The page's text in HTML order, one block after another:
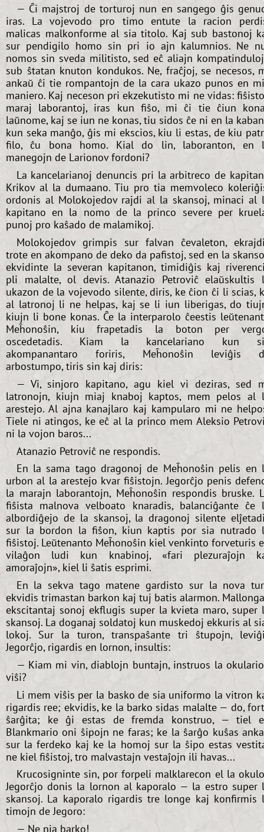
— Ĉi majstroj de torturoj nun en sangego ĝis
iras. La vojevodo pro timo entute la racion
malicas malkonforme al sia titolo. Kaj sub bastonoj
sur pendigilo homo sin pri io ajn kalumnios. Ne
nomos sin sveda militisto, sed eĉ aliajn
sub ŝtatan knuton kondukos. Ne, fraĉjoj, se necesos,
ankaŭ ĉi tie rompantojn de la cara ukazo punos en
maniero. Kaj neceson pri ekzekutisto mi ne vidas:
maraj laborantoj, iras kun fiŝo, mi ĉi tie ĉiun
laŭnome, kaj se iun ne konas, tiu sidos ĉe ni en la
kun seka manĝo, ĝis mi ekscios, kiu li estas, de kiu
filo, ĉu bona homo. Kial do lin, laboranton, en
manegojn de Larionov fordoni?
La kancelarianoj denuncis pri la arbitreco de
Krikov al la dumaano. Tiu pro tia memvoleco
ordonis al Molokojedov rajdi al la skansoj, minaci al
kapitano en la nomo de la princo severe per
punoj pro kaŝado de malamikoj.
Molokojedov grimpis sur falvan ĉevaleton,
trote en akompano de deko da pafistoj, sed en la
ekvidinte la severan kapitanon, timidiĝis kaj
pli malalte, ol devis. Atanazio Petroviĉ elaŭskultis
ukazon de la vojevodo silente, diris, ke ĉion ĉi li scias,
al latronoj li ne helpas, kaj se li iun liberigas, do
kiujn li bone konas. Ĉe la interparolo ĉeestis
Meĥonoŝin, kiu frapetadis la boton per
oscedetadis. Kiam la kancelariano kun
akompanantaro foriris, Meĥonoŝin leviĝis
arbostumpo, tiris sin kaj diris:
— Vi, sinjoro kapitano, agu kiel vi deziras, sed
latronojn, kiujn miaj knaboj kaptos, mem pelos al
arestejo. Al ajna kanajlaro kaj kampularo mi ne
Tiele ni atingos, ke eĉ al la princo mem Aleksio
ni la vojon baros...
Atanazio Petroviĉ ne respondis.
En la sama tago dragonoj de Meĥonoŝin pelis en
urbon al la arestejo kvar fiŝistojn. Jegorĉjo penis
la marajn laborantojn, Meĥonoŝin respondis bruske.
fiŝista malnova velboato knaradis, balanciĝante ĉe
albordiĝejo de la skansoj, la dragonoj silente
sur la bordon la fiŝon, kiun kaptis por sia nutrado
fiŝistoj. Leŭtenanto Meĥonoŝin kiel venkinto forveturis
vilaĝon ludi kun knabinoj, «fari plezuraĵojn
amoraĵojn», kiel li ŝatis esprimi.
En la sekva tago matene gardisto sur la nova
ekvidis trimastan barkon kaj tuj batis alarmon.
ekscitantaj sonoj ekflugis super la kvieta maro, super
skansoj. La doganaj soldatoj kun muskedoj ekkuris al
lokoj. Sur la turon, transpaŝante tri ŝtupojn,
Jegorĉjo, rigardis en lornon, insultis:
— Kiam mi vin, diablojn buntajn, instruos la
viŝi?
Li mem viŝis per la basko de sia uniformo la vitron
rigardis ree; ekvidis, ke la barko sidas malalte — do,
ŝarĝita; ke ĝi estas de fremda konstruo, — tiel
Blankmario oni ŝipojn ne faras; ke la ŝarĝo kuŝas
sur la ferdeko kaj ke la homoj sur la ŝipo estas
ne kiel fiŝistoj, tro malvastajn vestaĵojn ili havas...
Krucosigninte sin, por forpeli malklarecon el la
Jegorĉjo donis la lornon al kaporalo — la estro super
skansoj. La kaporalo rigardis tre longe kaj konfirmis
timojn de Jegoro:
— Ne nia barko!